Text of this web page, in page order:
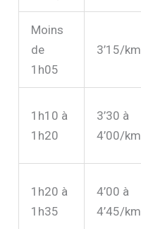
Moins
de
1h05
3’15/km
1h10 à
1h20
3’30 à
4’00/km
1h20 à
1h35
4’00 à
4’45/km